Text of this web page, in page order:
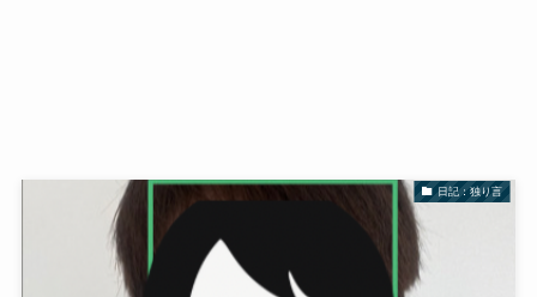
日記：独り言